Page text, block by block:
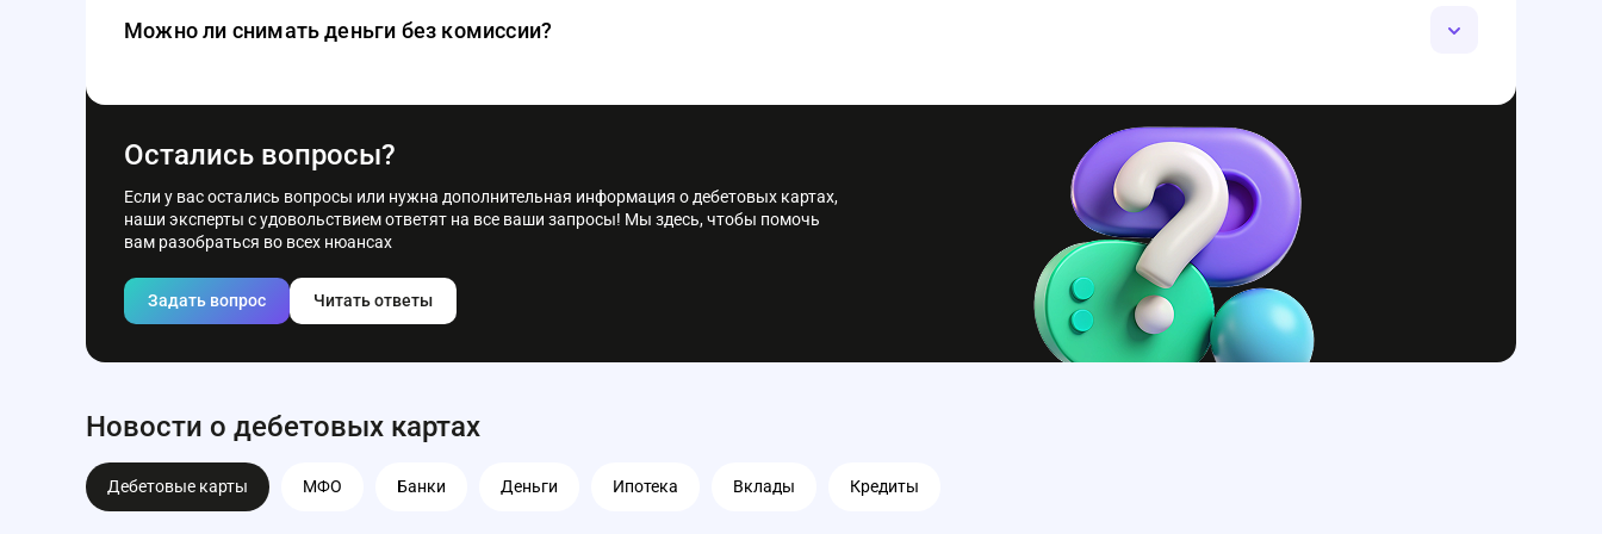
Можно ли снимать деньги без комиссии?
Остались вопросы?
Если у вас остались вопросы или нужна дополнительная информация о дебетовых картах,
наши эксперты с удовольствием ответят на все ваши запросы! Мы здесь, чтобы помочь
вам разобраться во всех нюансах
Задать вопрос Читать ответы
Новости о дебетовых картах
Дебетовые карты МФО Банки Деньги Ипотека Вклады Кредиты